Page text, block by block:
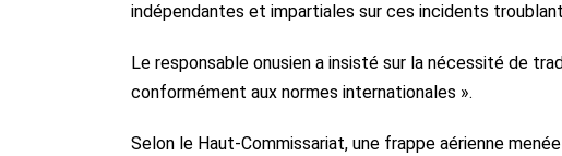
indépendantes et impartiales sur ces incidents
Le responsable onusien a insisté sur la nécessité de
conformément aux normes internationales ».
Selon le Haut-Commissariat, une frappe aérienne